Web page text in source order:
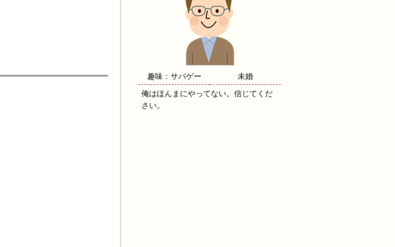
趣味：サバゲー
未婚
俺はほんまにやってない。信じてくだ
さい。